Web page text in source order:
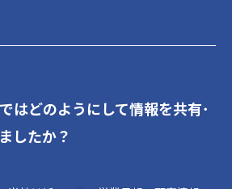
はどのようにして情報を共有･
したか？